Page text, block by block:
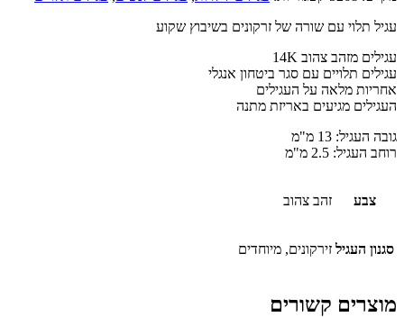
עגיל תלוי עם שורה של זרקונים בשיבוץ שקוע
עגילים מזהב צהוב 14K
עגילים תלויים עם סגר ביטחון אנגלי
אחריות מלאה על העגילים
העגילים מגיעים באריזת מתנה
גובה העגיל: 13 מ"מ
רוחב העגיל: 2.5 מ"מ
צבע זהב צהוב
סגנון העגיל זירקונים, מיוחדים
מוצרים קשורים